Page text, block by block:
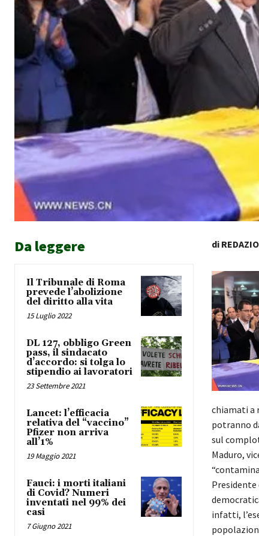
Da leggere
Il Tribunale di Roma
prevede l’abolizione
del diritto alla vita
15 Luglio 2022
DL 127, obbligo Green
pass, il sindacato
d’accordo: si tolga lo
stipendio ai lavoratori
23 Settembre 2021
Lancet: l’efficacia
relativa del “vaccino”
Pfizer non arriva
all’1%
19 Maggio 2021
Fauci: i morti italiani
di Covid? Numeri
inventati nel 99% dei
casi
7 Giugno 2021
di
chiamati a
potranno
sul
Maduro,
Presidente
infatti,